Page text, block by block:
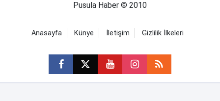
Pusula Haber © 2010
Anasayfa Künye İletişim Gizlilik İlkeleri